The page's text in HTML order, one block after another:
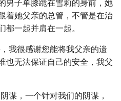
男子单膝跪在雪莉的身前，她
着她父亲的总管，不管是在治
都一起并肩在一起。
我很感谢您能将我父亲的遗
也无法保证自己的安全，我父
谋，一个针对我们的阴谋，